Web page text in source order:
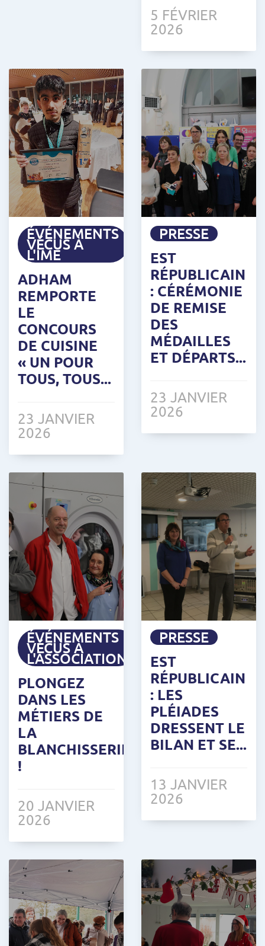
5 FÉVRIER
2026
ÉVÉNEMENTS
VÉCUS À
L'IME
ADHAM
REMPORTE
LE
CONCOURS
DE CUISINE
« UN POUR
TOUS, TOUS...
23 JANVIER
2026
PRESSE
EST
RÉPUBLICAIN
: CÉRÉMONIE
DE REMISE
DES
MÉDAILLES
ET DÉPARTS...
23 JANVIER
2026
ÉVÉNEMENTS
VÉCUS À
L'ASSOCIATION
PLONGEZ
DANS LES
MÉTIERS DE
LA
BLANCHISSERIE
!
20 JANVIER
2026
PRESSE
EST
RÉPUBLICAIN
: LES
PLÉIADES
DRESSENT LE
BILAN ET SE...
13 JANVIER
2026